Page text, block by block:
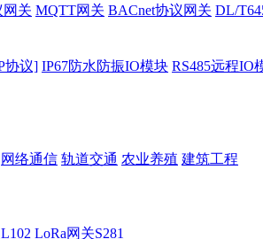
网关 MQTT网关 BACnet协议网关 DL/
协议] IP67防水防振IO模块 RS485远程IO
网络通信 轨道交通 农业养殖 建筑工程
LoRa网关S281